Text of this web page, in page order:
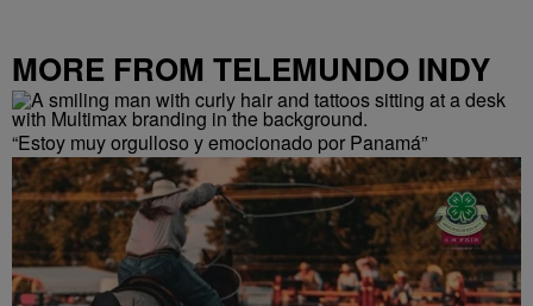
MORE FROM TELEMUNDO INDY
“Estoy muy orgulloso y emocionado por Panamá”